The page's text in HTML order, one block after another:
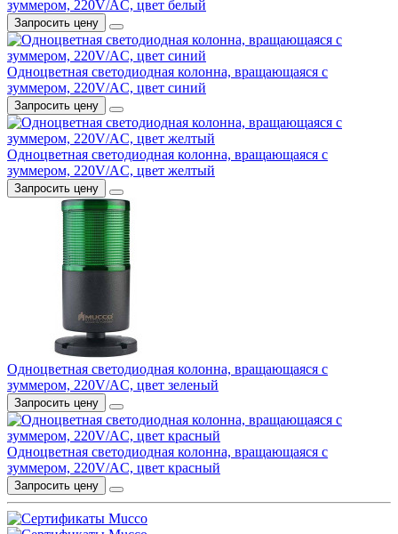
зуммером, 220V/AC, цвет белый
Запросить цену
Одноцветная светодиодная колонна, вращающаяся с
зуммером, 220V/AC, цвет синий
Запросить цену
Одноцветная светодиодная колонна, вращающаяся с
зуммером, 220V/AC, цвет желтый
Запросить цену
Одноцветная светодиодная колонна, вращающаяся с
зуммером, 220V/AC, цвет зеленый
Запросить цену
Одноцветная светодиодная колонна, вращающаяся с
зуммером, 220V/AC, цвет красный
Запросить цену